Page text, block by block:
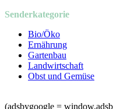
Senderkategorie
Bio/Öko
Ernährung
Gartenbau
Landwirtschaft
Obst und Gemüse
(adsbygoogle =